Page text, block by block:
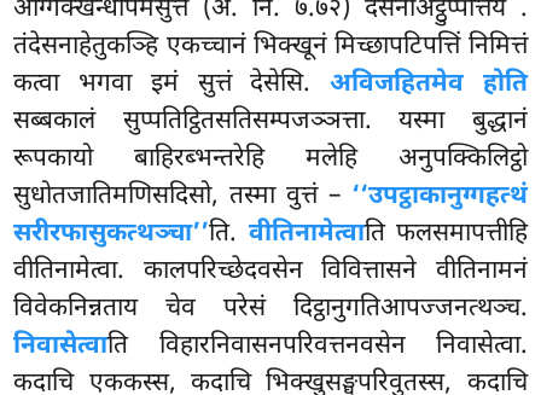
अग्गिक्खन्धोपमसुत्ते (अ. नि. ७.७२) देसनाअट्ठुप्पत्तियं .
तंदेसनाहेतुकञ्हि एकच्चानं भिक्खूनं मिच्छापटिपत्तिं निमित्तं
कत्वा भगवा इमं सुत्तं देसेसि.अविजहितमेव होति
सब्बकालं सुप्पतिट्ठितसतिसम्पजञ्ञत्ता. यस्मा बुद्धानं
रूपकायो बाहिरब्भन्तरेहि मलेहि अनुपक्किलिट्ठो
सुधोतजातिमणिसदिसो, तस्मा वुत्तं – ‘‘उपट्ठाकानुग्गहत्थं
सरीरफासुकत्थञ्चा’’ति. वीतिनामेत्वाति फलसमापत्तीहि
वीतिनामेत्वा. कालपरिच्छेदवसेन विवित्तासने वीतिनामनं
विवेकनिन्नताय चेव परेसं दिट्ठानुगतिआपज्जनत्थञ्च.
निवासेत्वाति विहारनिवासनपरिवत्तनवसेन निवासेत्वा.
कदाचि एककस्स, कदाचि भिक्खुसङ्घपरिवुतस्स, कदाचि